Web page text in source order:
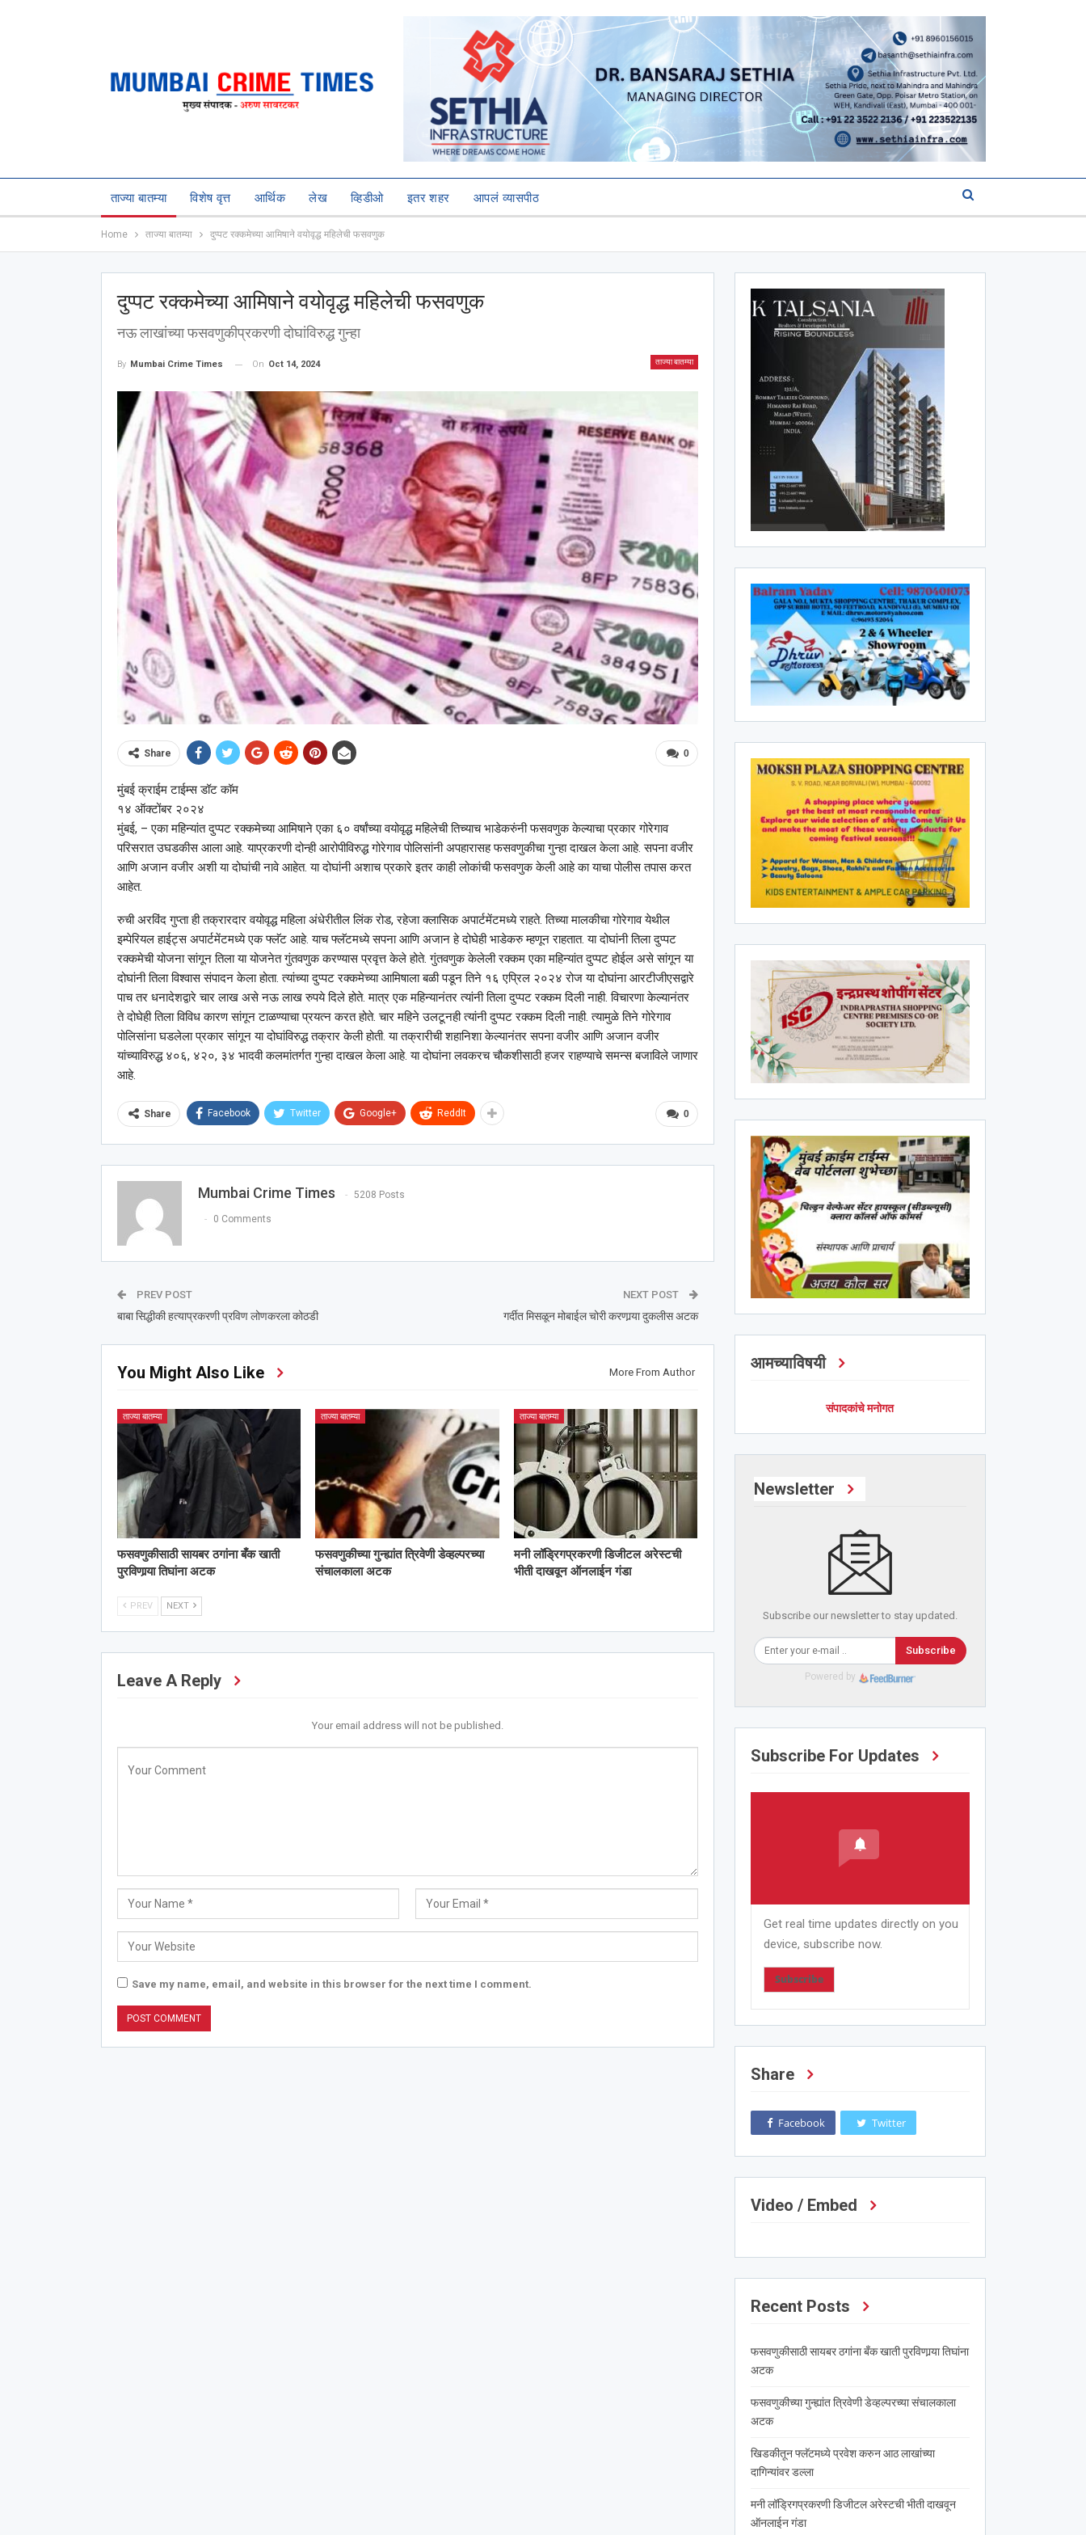
ताज्या बातम्या विशेष वृत्त आर्थिक लेख व्हिडीओ इतर शहर आपलं व्यासपीठ
Home ताज्या बातम्या दुप्पट रक्कमेच्या आमिषाने वयोवृद्ध महिलेची फसवणुक
दुप्पट रक्कमेच्या आमिषाने वयोवृद्ध महिलेची फसवणुक
नऊ लाखांच्या फसवणुकीप्रकरणी दोघांविरुद्ध गुन्हा
ताज्या बातम्या
By Mumbai Crime Times On Oct 14, 2024
0
Share
मुंबई क्राईम टाईम्स डॉट कॉम
१४ ऑक्टोंबर २०२४
मुंबई, – एका महिन्यांत दुप्पट रक्कमेच्या आमिषाने एका ६० वर्षांच्या वयोवृद्ध महिलेची तिच्याच भाडेकरुंनी फसवणुक केल्याचा प्रकार गोरेगाव
परिसरात उघडकीस आला आहे. याप्रकरणी दोन्ही आरोपीविरुद्ध गोरेगाव पोलिसांनी अपहारासह फसवणुकीचा गुन्हा दाखल केला आहे. सपना वजीर
आणि अजान वजीर अशी या दोघांची नावे आहेत. या दोघांनी अशाच प्रकारे इतर काही लोकांची फसवणुक केली आहे का याचा पोलीस तपास करत
आहेत.
रुची अरविंद गुप्ता ही तक्रारदार वयोवृद्ध महिला अंधेरीतील लिंक रोड, रहेजा क्लासिक अपार्टमेंटमध्ये राहते. तिच्या मालकीचा गोरेगाव येथील
इम्पेरियल हाईट्स अपार्टमेंटमध्ये एक फ्लॅट आहे. याच फ्लॅटमध्ये सपना आणि अजान हे दोघेही भाडेकरु म्हणून राहतात. या दोघांनी तिला दुप्पट
रक्कमेची योजना सांगून तिला या योजनेत गुंतवणुक करण्यास प्रवृत्त केले होते. गुंतवणुक केलेली रक्कम एका महिन्यांत दुप्पट होईल असे सांगून या
दोघांनी तिला विश्‍वास संपादन केला होता. त्यांच्या दुप्पट रक्कमेच्या आमिषाला बळी पडून तिने १६ एप्रिल २०२४ रोज या दोघांना आरटीजीएसद्वारे
पाच तर धनादेशद्वारे चार लाख असे नऊ लाख रुपये दिले होते. मात्र एक महिन्यानंतर त्यांनी तिला दुप्पट रक्कम दिली नाही. विचारणा केल्यानंतर
ते दोघेही तिला विविध कारण सांगून टाळण्याचा प्रयत्न करत होते. चार महिने उलटूनही त्यांनी दुप्पट रक्कम दिली नाही. त्यामुळे तिने गोरेगाव
पोलिसांना घडलेला प्रकार सांगून या दोघांविरुद्ध तक्रार केली होती. या तक्रारीची शहानिशा केल्यानंतर सपना वजीर आणि अजान वजीर
यांच्याविरुद्ध ४०६, ४२०, ३४ भादवी कलमांतर्गत गुन्हा दाखल केला आहे. या दोघांना लवकरच चौकशीसाठी हजर राहण्याचे समन्स बजाविले जाणार
आहे.
0
Share Facebook Twitter Google+ ReddIt
Mumbai Crime Times 5208 Posts
0 Comments
PREV POST
बाबा सिद्धीकी हत्याप्रकरणी प्रविण लोणकरला कोठडी
NEXT POST
गर्दीत मिसळून मोबाईल चोरी करणार्‍या दुकलीस अटक
You Might Also Like More From Author
ताज्या बातम्या
फसवणुकीसाठी सायबर ठगांना बँक खाती
पुरविणार्‍या तिघांना अटक
ताज्या बातम्या
फसवणुकीच्या गुन्ह्यांत त्रिवेणी डेव्हल्परच्या
संचालकाला अटक
ताज्या बातम्या
मनी लॉड्रिगप्रकरणी डिजीटल अरेस्टची
भीती दाखवून ऑनलाईन गंडा
PREV NEXT
Leave A Reply
Your email address will not be published.
Save my name, email, and website in this browser for the next time I comment.
आमच्याविषयी
संपादकांचे मनोगत
Newsletter
Subscribe our newsletter to stay updated.
Subscribe
Powered by
Subscribe For Updates
Get real time updates directly on you
device, subscribe now.
Subscribe
Share
Facebook Twitter
Video / Embed
Recent Posts
फसवणुकीसाठी सायबर ठगांना बँक खाती पुरविणार्‍या तिघांना
अटक
फसवणुकीच्या गुन्ह्यांत त्रिवेणी डेव्हल्परच्या संचालकाला
अटक
खिडकीतून फ्लॅटमध्ये प्रवेश करुन आठ लाखांच्या
दागिन्यांवर डल्ला
मनी लॉड्रिगप्रकरणी डिजीटल अरेस्टची भीती दाखवून
ऑनलाईन गंडा